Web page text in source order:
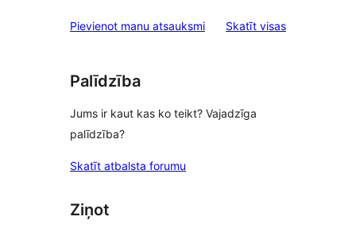
reviews
Pievienot manu atsauksmi Skatīt visasatsauksmes
Palīdzība
Jums ir kaut kas ko teikt? Vajadzīga
palīdzība?
Skatīt atbalsta forumu
Ziņot